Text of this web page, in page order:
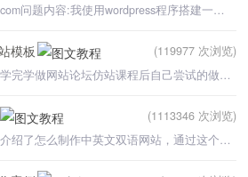
作者: 竹影Email: hyc2@qq.com问题内容:我使用wordpress程序搭建一个网站，但是网站后台变英文了，
模板
(119977 次浏览)
这是我第一次做仿站，也是学完学做网站论坛仿站课程后自己尝试的做一个网站，找了一个感觉不太难的网站，仿
(1113346 次浏览)
在前面的建站教程中，我们介绍了怎么制作中英文双语网站，通过这个方法，我们可以自己制作出一个带有中英文